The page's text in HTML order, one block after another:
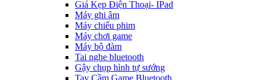
Giá Kẹp Điện Thoại- IPad
Máy ghi âm
Máy chiếu phim
Máy chơi game
Máy bộ đàm
Tai nghe bluetooth
Gậy chụp hình tự sướng
Tay Cầm Game Bluetooth